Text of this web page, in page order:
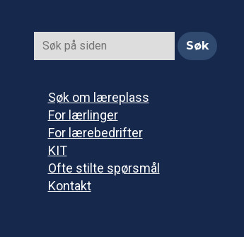
Søk om læreplass
For lærlinger
For lærebedrifter
KIT
Ofte stilte spørsmål
Kontakt